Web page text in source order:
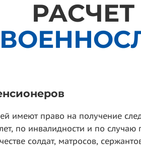
имеют право на получение
по инвалидности и по
солдат, матросов,